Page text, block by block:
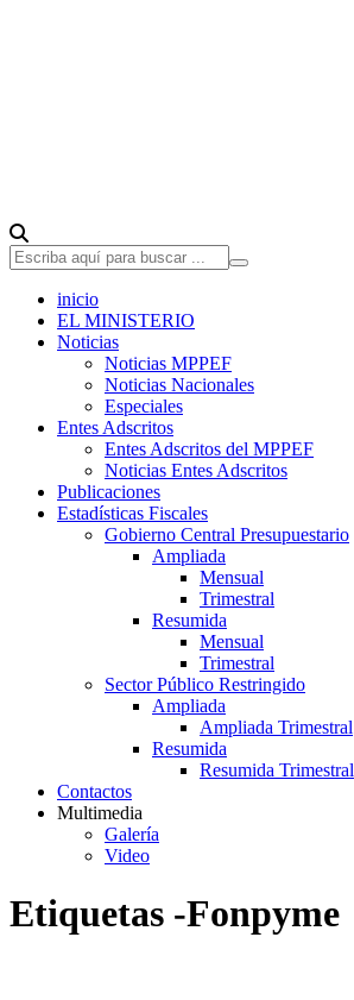
inicio
EL MINISTERIO
Noticias
Noticias MPPEF
Noticias Nacionales
Especiales
Entes Adscritos
Entes Adscritos del MPPEF
Noticias Entes Adscritos
Publicaciones
Estadísticas Fiscales
Gobierno Central Presupuestario
Ampliada
Mensual
Trimestral
Resumida
Mensual
Trimestral
Sector Público Restringido
Ampliada
Ampliada Trimestral
Resumida
Resumida Trimestral
Contactos
Multimedia
Galería
Video
Etiquetas -Fonpyme